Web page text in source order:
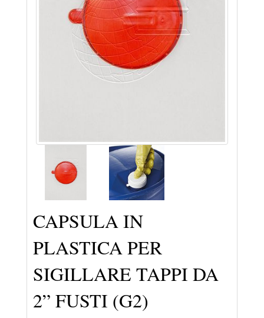
CAPSULA IN
PLASTICA PER
SIGILLARE TAPPI DA
2” FUSTI (G2)